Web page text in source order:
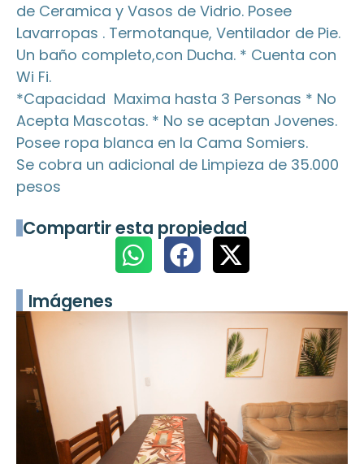
de Ceramica y Vasos de Vidrio. Posee
Lavarropas . Termotanque, Ventilador de Pie.
Un baño completo,con Ducha. * Cuenta con
Wi Fi.
*Capacidad Maxima hasta 3 Personas * No
Acepta Mascotas. * No se aceptan Jovenes.
Posee ropa blanca en la Cama Somiers.
Se cobra un adicional de Limpieza de 35.000
pesos
Compartir esta propiedad
Imágenes